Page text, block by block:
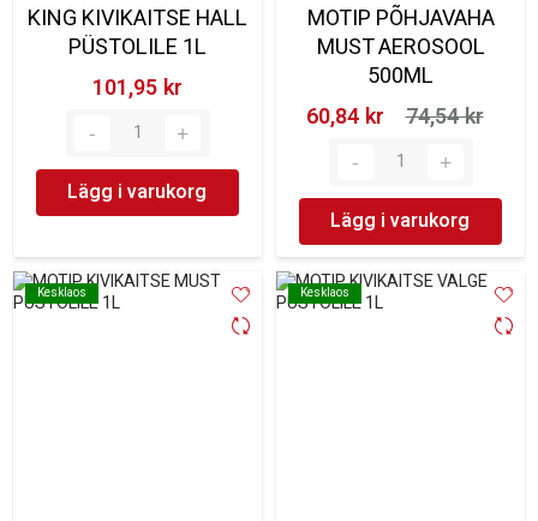
KING KIVIKAITSE HALL
PÜSTOLILE 1L
101,95 kr‎
Lägg i varukorg
MOTIP PÕHJAVAHA
MUST AEROSOOL
500ML
60,84 kr‎
74,54 kr‎
Lägg i varukorg
Kesklaos
Kesklaos Kesklaos
Kesklaos